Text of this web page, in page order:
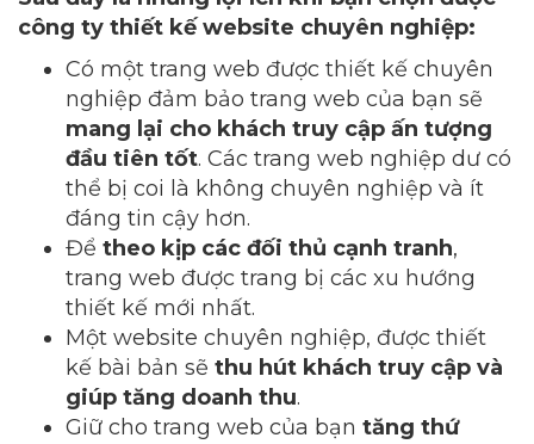
công ty thiết kế website chuyên nghiệp:
Có một trang web được thiết kế chuyên
nghiệp đảm bảo trang web của bạn sẽ
mang lại cho khách truy cập ấn tượng
đầu tiên tốt. Các trang web nghiệp dư có
thể bị coi là không chuyên nghiệp và ít
đáng tin cậy hơn.
Để theo kịp các đối thủ cạnh tranh,
trang web được trang bị các xu hướng
thiết kế mới nhất.
Một website chuyên nghiệp, được thiết
kế bài bản sẽ thu hút khách truy cập và
giúp tăng doanh thu.
Giữ cho trang web của bạn tăng thứ